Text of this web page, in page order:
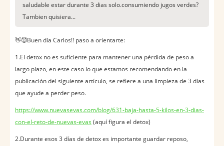
saludable estar durante 3 dias solo.consumiendo jugos verdes?
Tambien quisiera...
👋😇Buen día Carlos!! paso a orientarte:
1.El detox no es suficiente para mantener una pérdida de peso a
largo plazo, en este caso lo que estamos recomendando en la
publicación del siguiente artículo, se refiere a una limpieza de 3 días
que ayude a perder peso.
https://www.nuevasevas.com/blog/631-baja-hasta-5-kilos-en-3-dias-
con-el-reto-de-nuevas-evas (aquí figura el detox)
2.Durante esos 3 días de detox es importante guardar reposo,